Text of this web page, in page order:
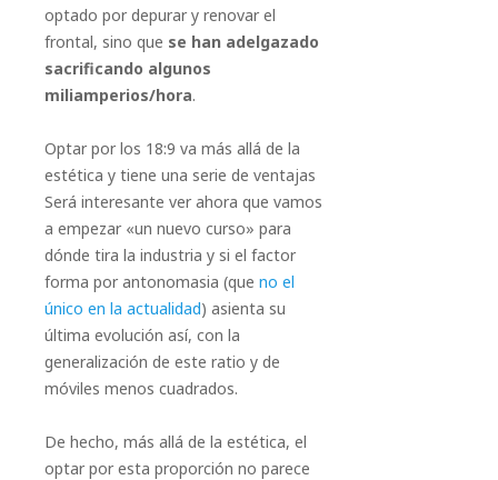
optado por depurar y renovar el
frontal, sino que se han adelgazado
sacrificando algunos
miliamperios/hora.
Optar por los 18:9 va más allá de la
estética y tiene una serie de ventajas
Será interesante ver ahora que vamos
a empezar «un nuevo curso» para
dónde tira la industria y si el factor
forma por antonomasia (que no el
único en la actualidad) asienta su
última evolución así, con la
generalización de este ratio y de
móviles menos cuadrados.
De hecho, más allá de la estética, el
optar por esta proporción no parece